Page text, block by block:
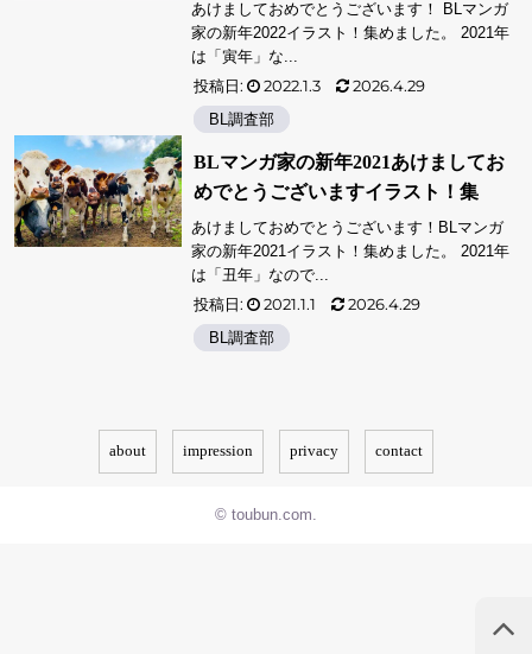
あけましておめでとうございます！ BLマンガ
家の新年2022イラスト！集めました。 2021年
は「寅年」な...
投稿日:
2022.1.3
2026.4.29
BL調査部
BLマンガ家の新年2021あけましてお
めでとうございますイラスト！集
あけましておめでとうございます！BLマンガ
家の新年2021イラスト！集めました。 2021年
は「丑年」なので...
投稿日:
2021.1.1
2026.4.29
BL調査部
about impression privacy contact
© toubun.com.